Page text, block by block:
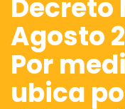
Decreto
Agosto
Por
ubica